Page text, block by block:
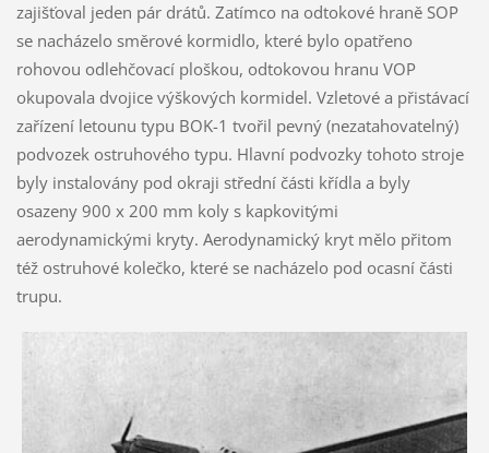
zajišťoval jeden pár drátů. Zatímco na odtokové hraně SOP
se nacházelo směrové kormidlo, které bylo opatřeno
rohovou odlehčovací ploškou, odtokovou hranu VOP
okupovala dvojice výškových kormidel. Vzletové a přistávací
zařízení letounu typu BOK-1 tvořil pevný (nezatahovatelný)
podvozek ostruhového typu. Hlavní podvozky tohoto stroje
byly instalovány pod okraji střední části křídla a byly
osazeny 900 x 200 mm koly s kapkovitými
aerodynamickými kryty. Aerodynamický kryt mělo přitom
též ostruhové kolečko, které se nacházelo pod ocasní části
trupu.